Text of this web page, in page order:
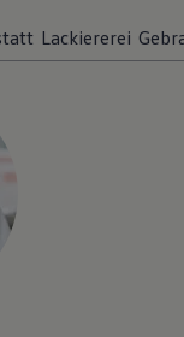
Lackiererei